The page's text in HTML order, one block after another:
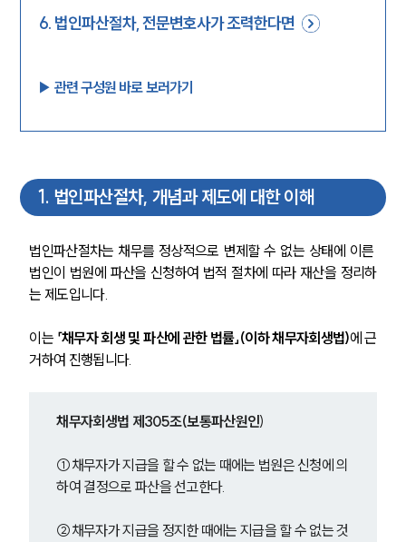
6. 법인파산절차, 전문변호사가 조력한다면
▶︎ 관련 구성원 바로 보러가기
1 . 법인파산절차, 개념과 제도에 대한 이해
법인파산절차는 채무를 정상적으로 변제할 수 없는 상태에 이른
법인이 법원에 파산을 신청하여 법적 절차에 따라 재산을 정리하
는 제도입니다.
이는 「채무자 회생 및 파산에 관한 법률」(이하 채무자회생법)에 근
거하여 진행됩니다.
채무자회생법 제305조(보통파산원인)
①채무자가 지급을 할 수 없는 때에는 법원은 신청에 의
하여 결정으로 파산을 선고한다.
②채무자가 지급을 정지한 때에는 지급을 할 수 없는 것